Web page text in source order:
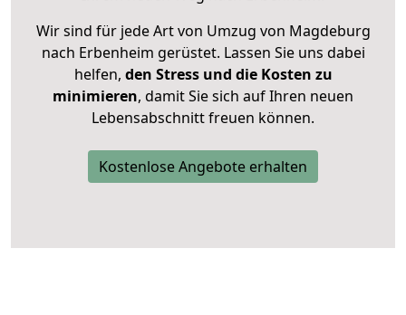
Wir sind für jede Art von Umzug von Magdeburg
nach Erbenheim gerüstet. Lassen Sie uns dabei
helfen, den Stress und die Kosten zu
minimieren, damit Sie sich auf Ihren neuen
Lebensabschnitt freuen können.
Kostenlose Angebote erhalten